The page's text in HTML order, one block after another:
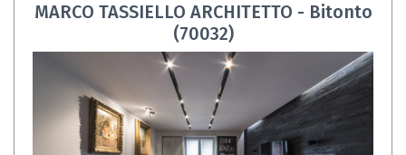
MARCO TASSIELLO ARCHITETTO - Bitonto
(70032)